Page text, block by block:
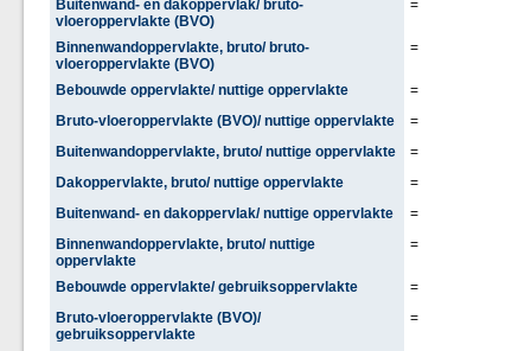
Buitenwand- en dakoppervlak/ bruto-
vloeroppervlakte (BVO)
=
Binnenwandoppervlakte, bruto/ bruto-
vloeroppervlakte (BVO)
=
Bebouwde oppervlakte/ nuttige oppervlakte
=
Bruto-vloeroppervlakte (BVO)/ nuttige oppervlakte
=
Buitenwandoppervlakte, bruto/ nuttige oppervlakte
=
Dakoppervlakte, bruto/ nuttige oppervlakte
=
Buitenwand- en dakoppervlak/ nuttige oppervlakte
=
Binnenwandoppervlakte, bruto/ nuttige
oppervlakte
=
Bebouwde oppervlakte/ gebruiksoppervlakte
=
Bruto-vloeroppervlakte (BVO)/
gebruiksoppervlakte
=